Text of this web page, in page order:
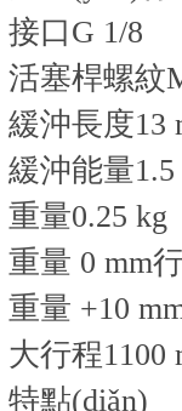
接口G 1/8
活塞桿螺紋
緩沖長度13
緩沖能量1.5
重量0.25 kg
重量 0 mm
重量 +10
大行程1100
特點(diǎn)